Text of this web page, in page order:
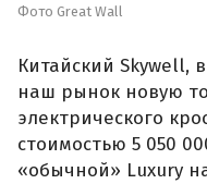
Фото Great Wall
Китайский Skywell,
наш рынок новую
электрического
стоимостью 5 050
«обычной» Luxury